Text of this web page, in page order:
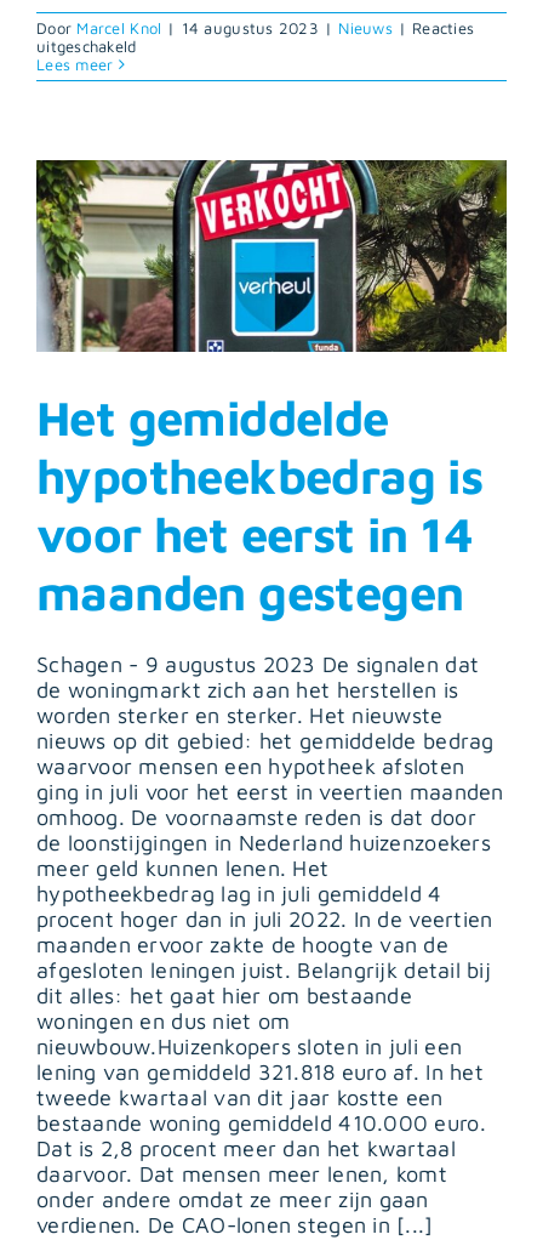
Door Marcel Knol | 14 augustus 2023 | Nieuws | Reacties
uitgeschakeldvoor
huizenprijzen
flink
stijgen
Lees meer
Het gemiddelde
hypotheekbedrag is
voor het eerst in 14
maanden gestegen
Schagen - 9 augustus 2023 De signalen dat
de woningmarkt zich aan het herstellen is
worden sterker en sterker. Het nieuwste
nieuws op dit gebied: het gemiddelde bedrag
waarvoor mensen een hypotheek afsloten
ging in juli voor het eerst in veertien maanden
omhoog. De voornaamste reden is dat door
de loonstijgingen in Nederland huizenzoekers
meer geld kunnen lenen. Het
hypotheekbedrag lag in juli gemiddeld 4
procent hoger dan in juli 2022. In de veertien
maanden ervoor zakte de hoogte van de
afgesloten leningen juist. Belangrijk detail bij
dit alles: het gaat hier om bestaande
woningen en dus niet om
nieuwbouw.Huizenkopers sloten in juli een
lening van gemiddeld 321.818 euro af. In het
tweede kwartaal van dit jaar kostte een
bestaande woning gemiddeld 410.000 euro.
Dat is 2,8 procent meer dan het kwartaal
daarvoor. Dat mensen meer lenen, komt
onder andere omdat ze meer zijn gaan
verdienen. De CAO-lonen stegen in [...]